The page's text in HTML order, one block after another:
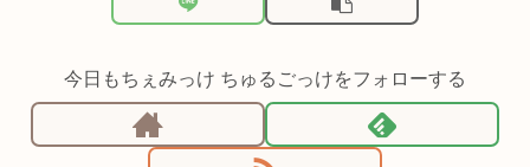
今日もちぇみっけ ちゅるごっけをフォローする